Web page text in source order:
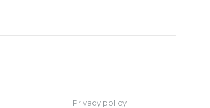
Privacy policy